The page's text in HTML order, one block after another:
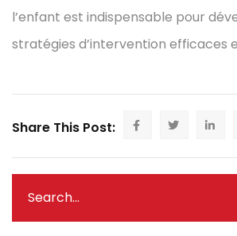
l’enfant est indispensable pour
stratégies d’intervention efficaces
Share This Post: